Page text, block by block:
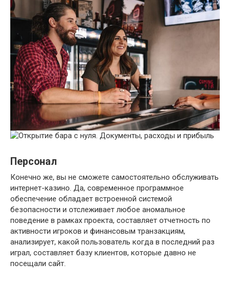
Персонал
Конечно же, вы не сможете самостоятельно обслуживать
интернет-казино. Да, современное программное
обеспечение обладает встроенной системой
безопасности и отслеживает любое аномальное
поведение в рамках проекта, составляет отчетность по
активности игроков и финансовым транзакциям,
анализирует, какой пользователь когда в последний раз
играл, составляет базу клиентов, которые давно не
посещали сайт.